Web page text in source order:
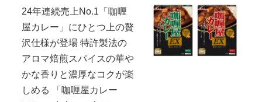
24年連続売上No.1「咖喱
屋カレー」にひとつ上の贅
沢仕様が登場 特許製法の
アロマ焙煎スパイスの華や
かな香りと濃厚なコクが楽
しめる 「咖喱屋カレー